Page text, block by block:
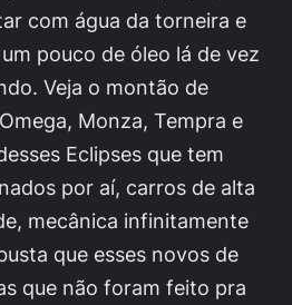
com água da torneira e
pouco de óleo lá de vez
Veja o montão de
Monza, Tempra e
Eclipses que tem
por aí, carros de alta
mecânica infinitamente
que esses novos de
que não foram feito pra